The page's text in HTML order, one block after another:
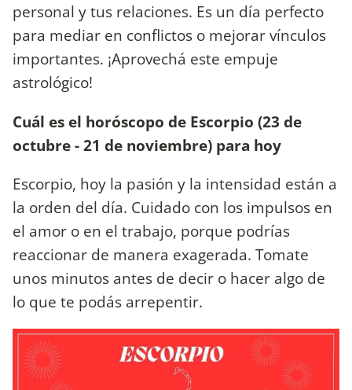
personal y tus relaciones. Es un día perfecto
para mediar en conflictos o mejorar vínculos
importantes. ¡Aprovechá este empuje
astrológico!
Cuál es el horóscopo de Escorpio (23 de
octubre - 21 de noviembre) para hoy
Escorpio, hoy la pasión y la intensidad están a
la orden del día. Cuidado con los impulsos en
el amor o en el trabajo, porque podrías
reaccionar de manera exagerada. Tomate
unos minutos antes de decir o hacer algo de
lo que te podás arrepentir.